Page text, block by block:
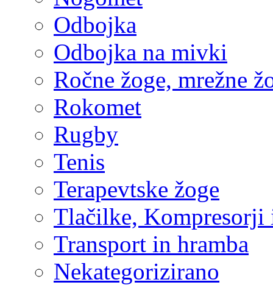
Odbojka
Odbojka na mivki
Ročne žoge, mrežne
Rokomet
Rugby
Tenis
Terapevtske žoge
Tlačilke, Kompresorji
Transport in hramba
Nekategorizirano